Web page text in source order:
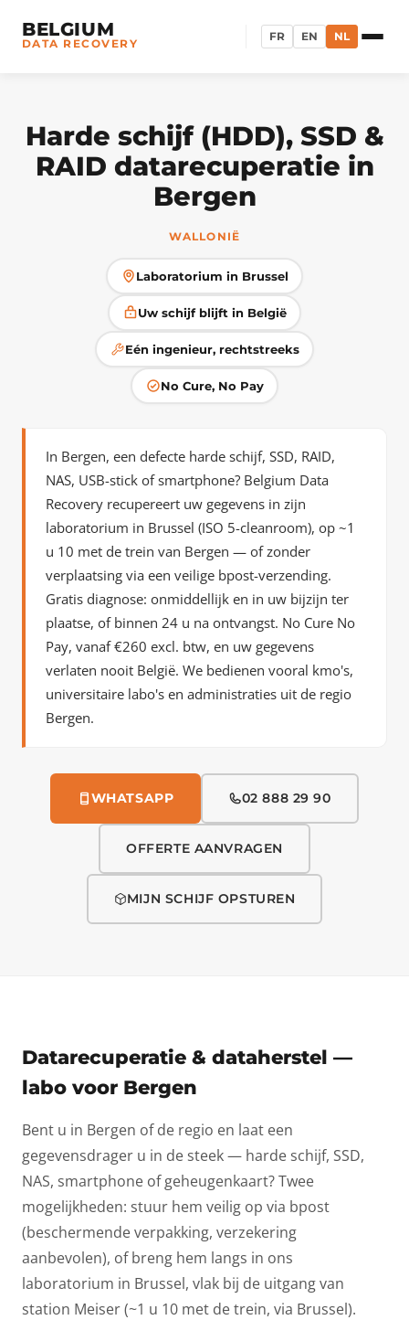
BELGIUM
DATA RECOVERY FR EN NL
Harde schijf (HDD), SSD &
RAID datarecuperatie in
Bergen
WALLONIË
Laboratorium in Brussel
Uw schijf blijft in België
Eén ingenieur, rechtstreeks
No Cure, No Pay
In Bergen, een defecte harde schijf, SSD, RAID,
NAS, USB-stick of smartphone? Belgium Data
Recovery recupereert uw gegevens in zijn
laboratorium in Brussel (ISO 5-cleanroom), op~1
u 10 met de trein van Bergen — of zonder
verplaatsing via een veilige bpost-verzending.
Gratis diagnose: onmiddellijk en in uw bijzijn ter
plaatse, of binnen 24 u na ontvangst. No Cure No
Pay, vanaf €260 excl. btw, en uw gegevens
verlaten nooit België. We bedienen vooral kmo's,
universitaire labo's en administraties uit de regio
Bergen.
WHATSAPP 02 888 29 90
OFFERTE AANVRAGEN
MIJN SCHIJF OPSTUREN
Datarecuperatie & dataherstel —
labo voor Bergen
Bent u in Bergen of de regio en laat een
gegevensdrager u in de steek — harde schijf, SSD,
NAS, smartphone of geheugenkaart? Twee
mogelijkheden: stuur hem veilig op via bpost
(beschermende verpakking, verzekering
aanbevolen), of breng hem langs in ons
laboratorium in Brussel, vlak bij de uitgang van
station Meiser (~1 u 10 met de trein, via Brussel).